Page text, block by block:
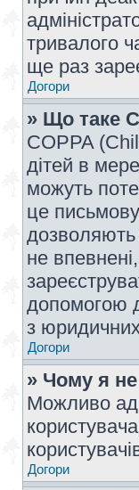
тривалого
ще раз
Догори
» Що таке
COPPA
дітей в
можуть
це письмову
дозволяють
не
допомогою
з
Догори
» Чому я
Можливо
Догори